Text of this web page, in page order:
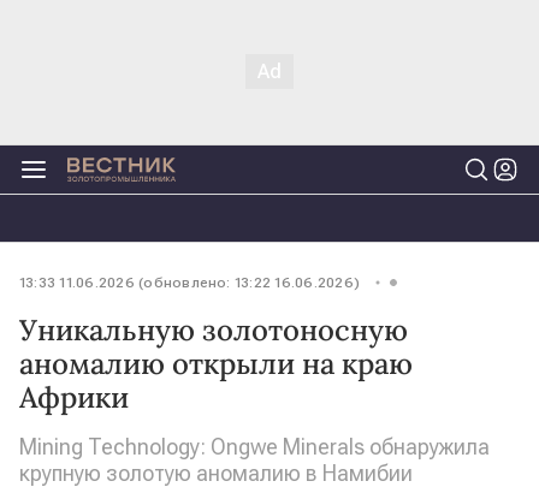
13:33 11.06.2026 (обновлено: 13:22 16.06.2026)
Уникальную золотоносную
аномалию открыли на краю
Африки
Mining Technology: Ongwe Minerals обнаружила
крупную золотую аномалию в Намибии